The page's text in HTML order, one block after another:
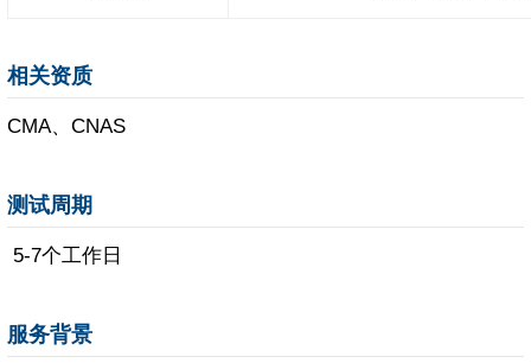
相关资质
CMA、CNAS
测试周期
5-7个工作日
服务背景